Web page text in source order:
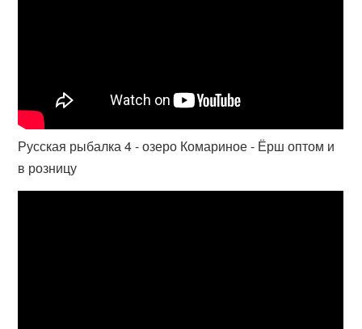
Русская рыбалка 4 - озеро Комариное - Ёрш оптом и
в розницу